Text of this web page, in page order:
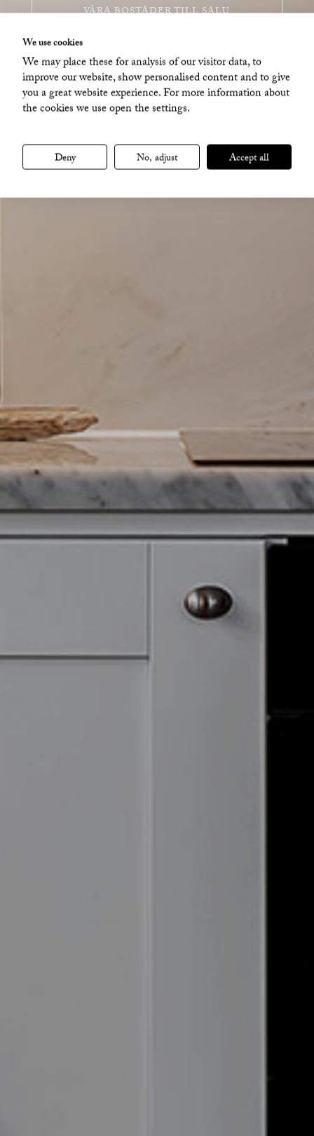
VÅRA BOSTÄDER TILL SALU
VILL DU SÄLJA DIN BOSTAD?
We use cookies
We may place these for analysis of our visitor data, to
improve our website, show personalised content and to give
you a great website experience. For more information about
the cookies we use open the settings.
Deny No, adjust Accept all